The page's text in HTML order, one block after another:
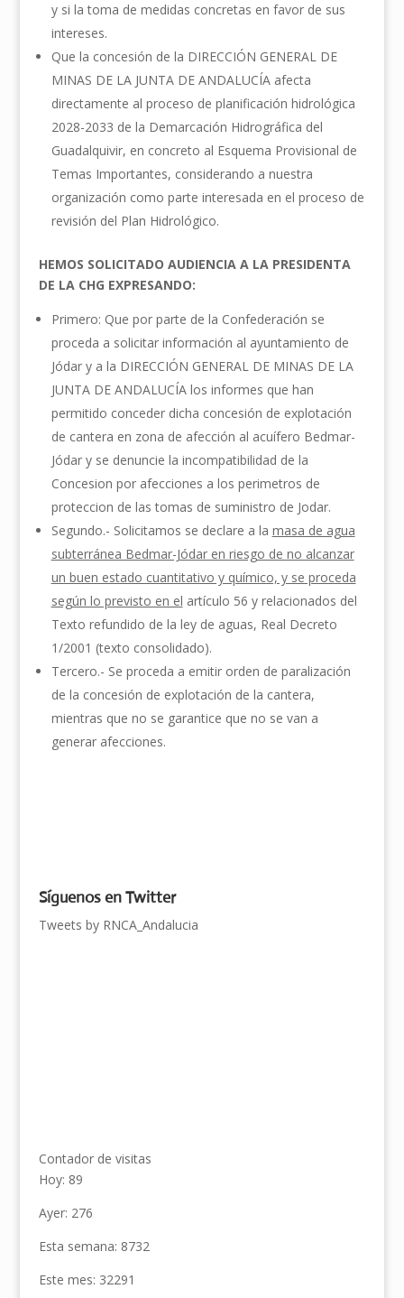
y si la toma de medidas concretas en favor de sus
intereses.
Que la concesión de la DIRECCIÓN GENERAL DE
MINAS DE LA JUNTA DE ANDALUCÍA afecta
directamente al proceso de planificación hidrológica
2028-2033 de la Demarcación Hidrográfica del
Guadalquivir, en concreto al Esquema Provisional de
Temas Importantes, considerando a nuestra
organización como parte interesada en el proceso de
revisión del Plan Hidrológico.
HEMOS SOLICITADO AUDIENCIA A LA PRESIDENTA
DE LA CHG EXPRESANDO:
Primero: Que por parte de la Confederación se
proceda a solicitar información al ayuntamiento de
Jódar y a la DIRECCIÓN GENERAL DE MINAS DE LA
JUNTA DE ANDALUCÍA los informes que han
permitido conceder dicha concesión de explotación
de cantera en zona de afección al acuífero Bedmar-
Jódar y se denuncie la incompatibilidad de la
Concesion por afecciones a los perimetros de
proteccion de las tomas de suministro de Jodar.
Segundo.- Solicitamos se declare a la masa de agua
subterránea Bedmar-Jódar en riesgo de no alcanzar
un buen estado cuantitativo y químico, y se proceda
según lo previsto en el artículo 56 y relacionados del
Texto refundido de la ley de aguas, Real Decreto
1/2001 (texto consolidado).
Tercero.- Se proceda a emitir orden de paralización
de la concesión de explotación de la cantera,
mientras que no se garantice que no se van a
generar afecciones.
Síguenos en Twitter
Tweets by RNCA_Andalucia
Contador de visitas
Hoy: 89
Ayer: 276
Esta semana: 8732
Este mes: 32291